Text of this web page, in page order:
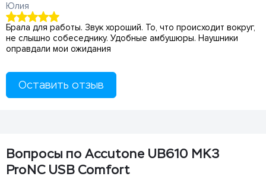
Юлия
Брала для работы. Звук хороший. То, что происходит вокруг,
не слышно собеседнику. Удобные амбушюры. Наушники
оправдали мои ожидания
Оставить отзыв
Вопросы по Accutone UB610 MK3
ProNC USB Comfort